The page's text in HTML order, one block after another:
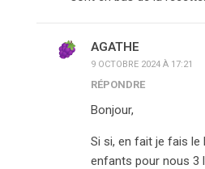
AGATHE
9 OCTOBRE 2024 À 17:21
RÉPONDRE
Bonjour,
Si si, en fait je fais
enfants pour nous 3